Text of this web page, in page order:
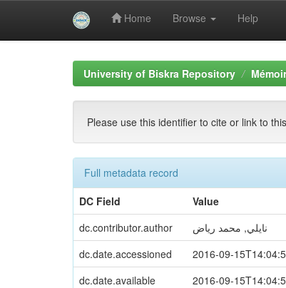
Home Browse Help
University of Biskra Repository
Please use this identifier to cite or link to
Full metadata record
DC Field
Value
dc.contributor.author
نايلي, محمد رياض
dc.date.accessioned
2016-09-
dc.date.available
2016-09-